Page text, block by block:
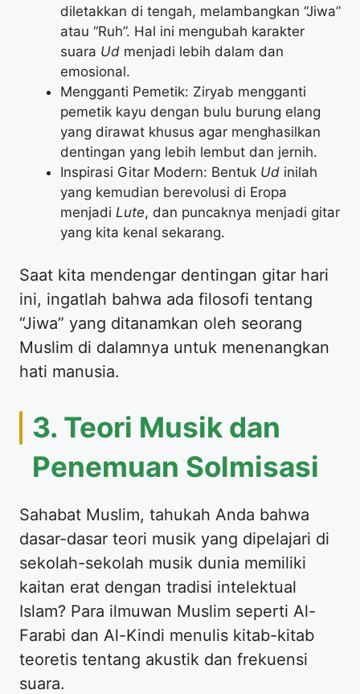
diletakkan di tengah, melambangkan “Jiwa”
atau “Ruh”. Hal ini mengubah karakter
suara Ud menjadi lebih dalam dan
emosional.
Mengganti Pemetik: Ziryab mengganti
pemetik kayu dengan bulu burung elang
yang dirawat khusus agar menghasilkan
dentingan yang lebih lembut dan jernih.
Inspirasi Gitar Modern: Bentuk Ud inilah
yang kemudian berevolusi di Eropa
menjadi Lute, dan puncaknya menjadi gitar
yang kita kenal sekarang.
Saat kita mendengar dentingan gitar hari
ini, ingatlah bahwa ada filosofi tentang
“Jiwa” yang ditanamkan oleh seorang
Muslim di dalamnya untuk menenangkan
hati manusia.
3. Teori Musik dan
Penemuan Solmisasi
Sahabat Muslim, tahukah Anda bahwa
dasar-dasar teori musik yang dipelajari di
sekolah-sekolah musik dunia memiliki
kaitan erat dengan tradisi intelektual
Islam? Para ilmuwan Muslim seperti Al-
Farabi dan Al-Kindi menulis kitab-kitab
teoretis tentang akustik dan frekuensi
suara.